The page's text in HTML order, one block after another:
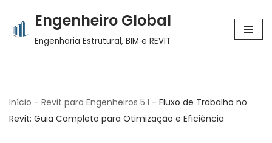
Pular
Engenheiro Global
Engenharia Estrutural, BIM e REVIT
Início - Revit para Engenheiros 5.1 - Fluxo de Trabalho no
Revit: Guia Completo para Otimização e Eficiência